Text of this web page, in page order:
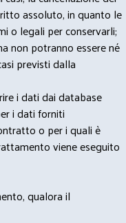
assoluto, in quanto le
o legali per conservarli;
non potranno essere né
previsti dalla
i dati dai database
i dati forniti
o per i quali è
viene eseguito
qualora il